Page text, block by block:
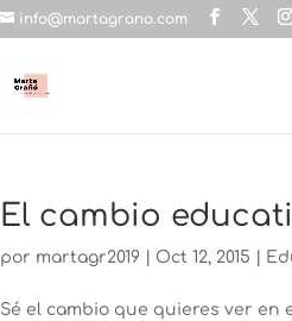
info@martagrano.com
El cambio
por martagr2019 Oct 12, 2015
Sé el cambio que quieres ver en